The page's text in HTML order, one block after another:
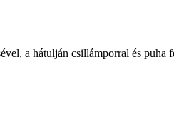
a hátulján csillámporral és puha